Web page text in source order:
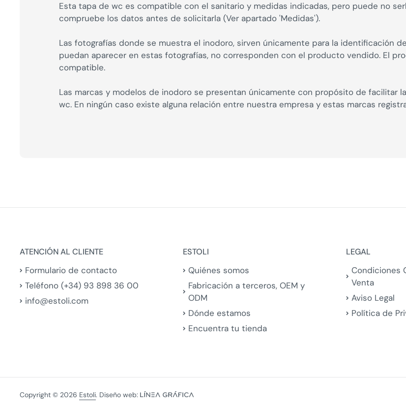
Esta tapa de wc es compatible con el sanitario y medidas indicadas, pero puede no
compruebe los datos antes de solicitarla (Ver apartado 'Medidas').
Las fotografías donde se muestra el inodoro, sirven únicamente para la identificación
puedan aparecer en estas fotografías, no corresponden con el producto vendido. El
compatible.
Las marcas y modelos de inodoro se presentan únicamente con propósito de facilitar
wc. En ningún caso existe alguna relación entre nuestra empresa y estas marcas
ATENCIÓN AL CLIENTE
Formulario de contacto
Teléfono (+34) 93 898 36 00
info@estoli.com
ESTOLI
Quiénes somos
Fabricación a terceros, OEM y
ODM
Dónde estamos
Encuentra tu tienda
LEGAL
Condiciones
Venta
Aviso Legal
Política de
Copyright © 2026 Estoli. Diseño web: